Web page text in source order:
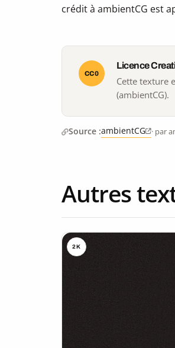
crédit à ambientCG est
CC0
Licence
Cette texture
(ambientCG).
Source :ambientCG · par
Autres
2K